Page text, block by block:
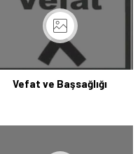
Vefat ve Başsağlığı